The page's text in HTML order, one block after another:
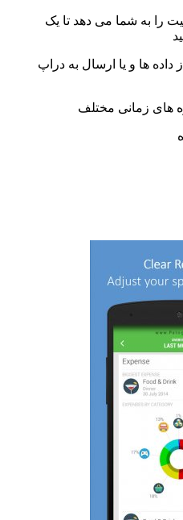
شما می دهد تا یک
ها و یا ارسال به دراپ
مختلف